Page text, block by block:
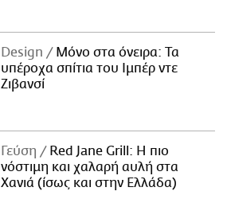
Design
Μόνο στα όνειρα: Τα
υπέροχα σπίτια του Ιμπέρ ντε
Ζιβανσί
Γεύση
Red Jane Grill: Η πιο
νόστιμη και χαλαρή αυλή στα
Χανιά (ίσως και στην Ελλάδα)